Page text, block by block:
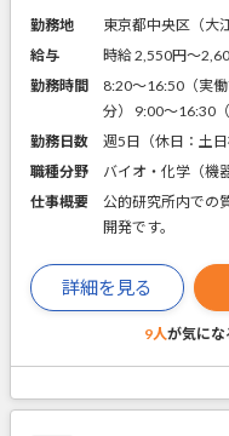
勤務地
東京都中央区（大
給与
時給 2,550円〜
勤務時間
8:20～16:50（実
分） 9:00～16:30
勤務日数
週5日（休日：土日
職種分野
バイオ・化学（機
仕事概要
公的研究所内での
開発です。
詳細を見る
9人が気にな